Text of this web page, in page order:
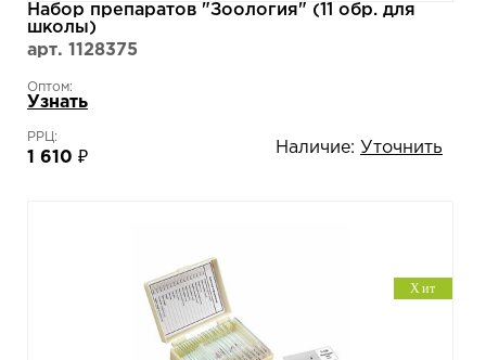
Набор препаратов "Зоология" (11 обр. для
школы)
арт. 1128375
Оптом:
Узнать
РРЦ:
1 610 ₽
Наличие: Уточнить
Хит